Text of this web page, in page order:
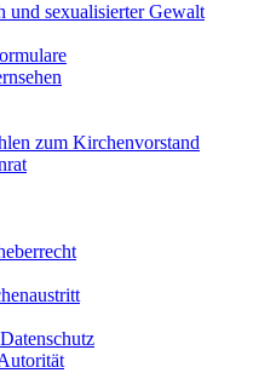
und sexualisierter Gewalt
zum Kirchenvorstand